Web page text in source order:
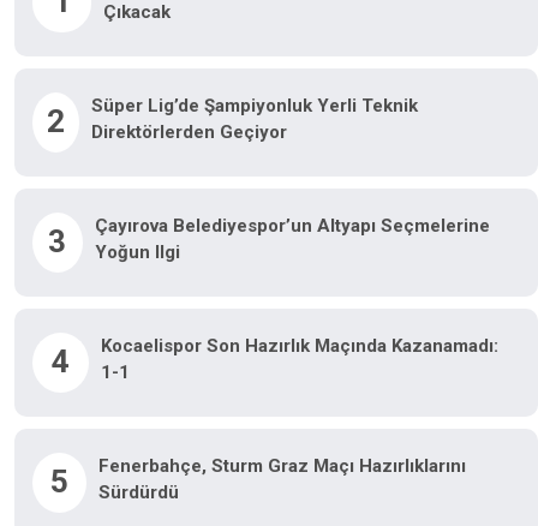
Çıkacak
2
Süper Lig’de Şampiyonluk Yerli Teknik
Direktörlerden Geçiyor
3
Çayırova Belediyespor’un Altyapı Seçmelerine
Yoğun Ilgi
4
Kocaelispor Son Hazırlık Maçında Kazanamadı:
1-1
5
Fenerbahçe, Sturm Graz Maçı Hazırlıklarını
Sürdürdü